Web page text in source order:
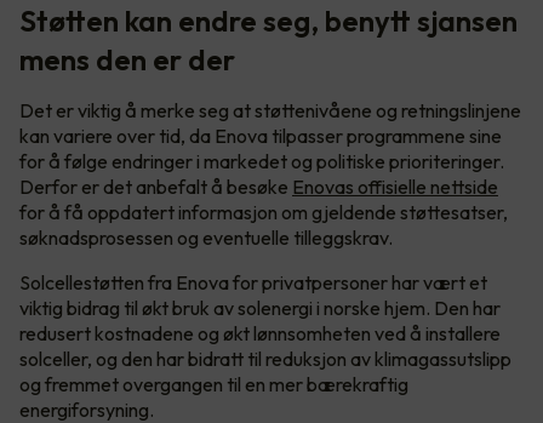
Støtten kan endre seg, benytt sjansen
mens den er der
Det er viktig å merke seg at støttenivåene og retningslinjene
kan variere over tid, da Enova tilpasser programmene sine
for å følge endringer i markedet og politiske prioriteringer.
Derfor er det anbefalt å besøke Enovas offisielle nettside
for å få oppdatert informasjon om gjeldende støttesatser,
søknadsprosessen og eventuelle tilleggskrav.
Solcellestøtten fra Enova for privatpersoner har vært et
viktig bidrag til økt bruk av solenergi i norske hjem. Den har
redusert kostnadene og økt lønnsomheten ved å installere
solceller, og den har bidratt til reduksjon av klimagassutslipp
og fremmet overgangen til en mer bærekraftig
energiforsyning.